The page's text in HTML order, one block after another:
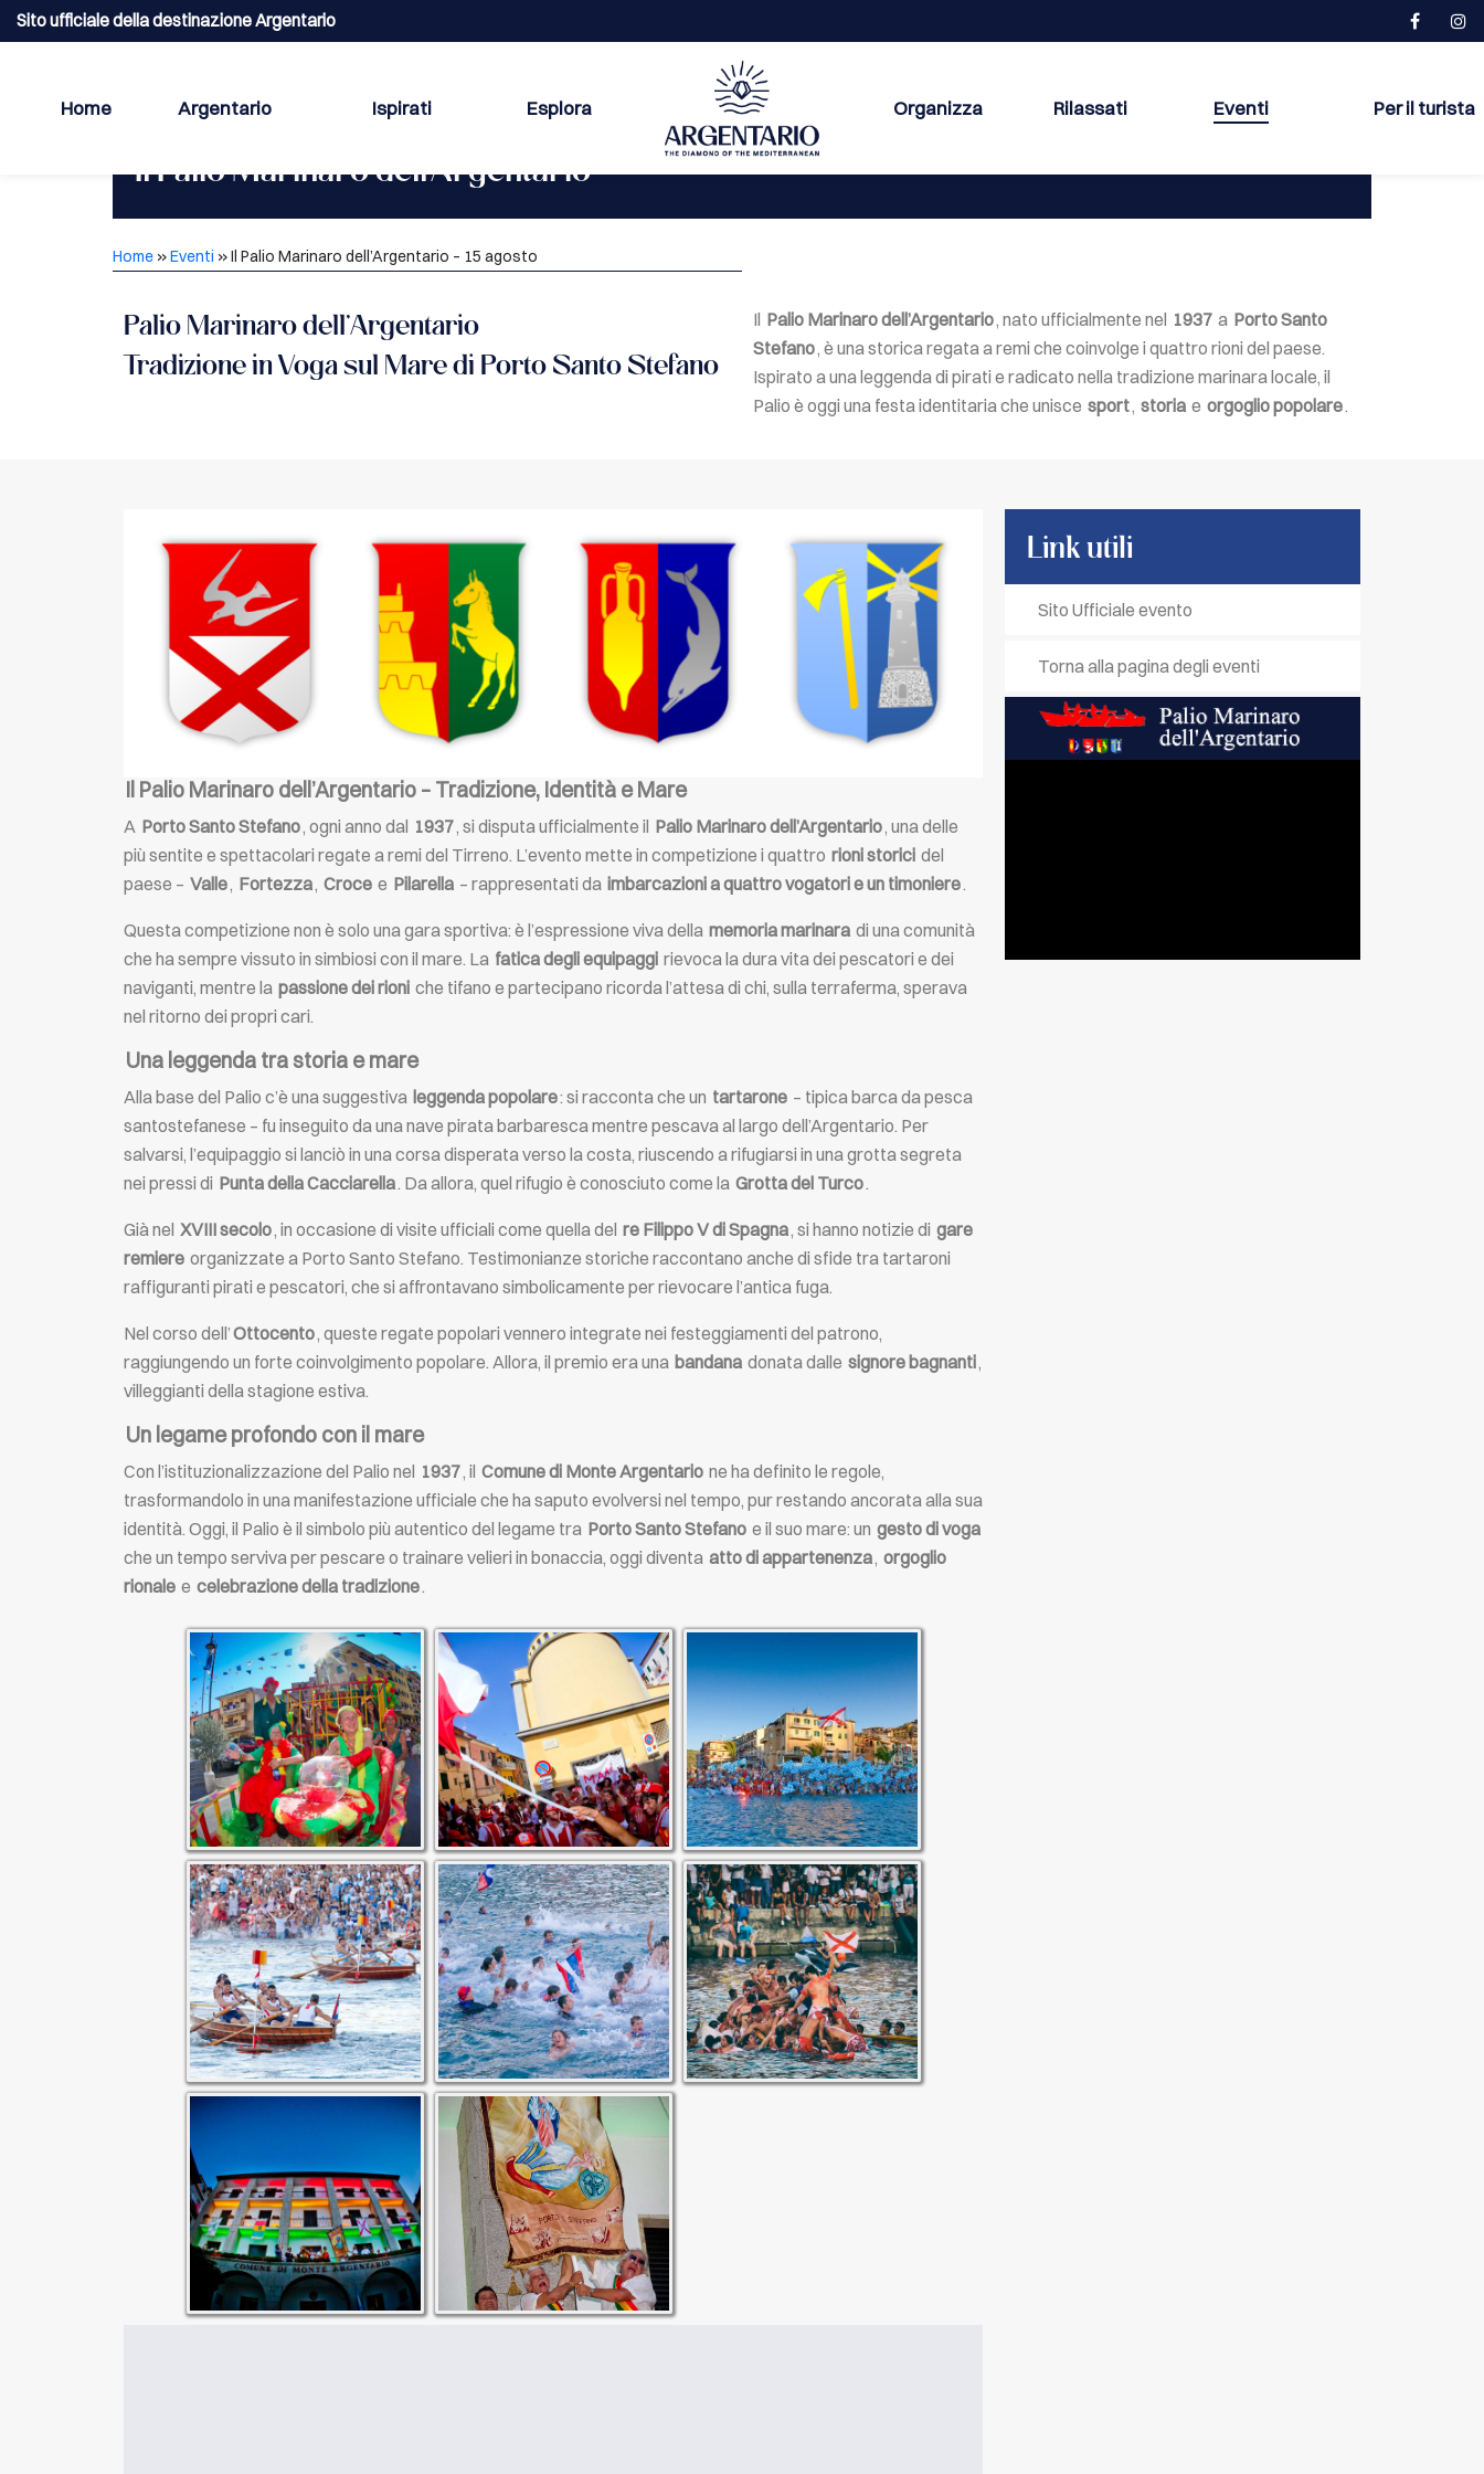
Sito ufficiale della destinazione Argentario
Home Argentario Ispirati Esplora Organizza Rilassati Eventi Per il turista
Il Palio Marinaro dell'Argentario
Home »Eventi »Il Palio Marinaro dell’Argentario – 15 agosto
Palio Marinaro dell’Argentario
Tradizione in Voga sul Mare di Porto Santo Stefano
Il Palio Marinaro dell’Argentario, nato ufficialmente nel 1937 a Porto Santo
Stefano, è una storica regata a remi che coinvolge i quattro rioni del paese.
Ispirato a una leggenda di pirati e radicato nella tradizione marinara locale, il
Palio è oggi una festa identitaria che unisce sport, storia e orgoglio popolare.
Il Palio Marinaro dell’Argentario – Tradizione, Identità e Mare
A Porto Santo Stefano, ogni anno dal 1937, si disputa ufficialmente il Palio Marinaro dell’Argentario, una delle
più sentite e spettacolari regate a remi del Tirreno. L’evento mette in competizione i quattro rioni storici del
paese – Valle, Fortezza, Croce e Pilarella – rappresentati da imbarcazioni a quattro vogatori e un timoniere.
Questa competizione non è solo una gara sportiva: è l’espressione viva della memoria marinara di una comunità
che ha sempre vissuto in simbiosi con il mare. La fatica degli equipaggi rievoca la dura vita dei pescatori e dei
naviganti, mentre la passione dei rioni che tifano e partecipano ricorda l’attesa di chi, sulla terraferma, sperava
nel ritorno dei propri cari.
Una leggenda tra storia e mare
Alla base del Palio c’è una suggestiva leggenda popolare: si racconta che un tartarone – tipica barca da pesca
santostefanese – fu inseguito da una nave pirata barbaresca mentre pescava al largo dell’Argentario. Per
salvarsi, l’equipaggio si lanciò in una corsa disperata verso la costa, riuscendo a rifugiarsi in una grotta segreta
nei pressi di Punta della Cacciarella. Da allora, quel rifugio è conosciuto come la Grotta del Turco.
Già nel XVIII secolo, in occasione di visite ufficiali come quella del re Filippo V di Spagna, si hanno notizie di gare
remiere organizzate a Porto Santo Stefano. Testimonianze storiche raccontano anche di sfide tra tartaroni
raffiguranti pirati e pescatori, che si affrontavano simbolicamente per rievocare l’antica fuga.
Nel corso dell’Ottocento, queste regate popolari vennero integrate nei festeggiamenti del patrono,
raggiungendo un forte coinvolgimento popolare. Allora, il premio era una bandana donata dalle signore bagnanti,
villeggianti della stagione estiva.
Un legame profondo con il mare
Con l’istituzionalizzazione del Palio nel 1937, il Comune di Monte Argentario ne ha definito le regole,
trasformandolo in una manifestazione ufficiale che ha saputo evolversi nel tempo, pur restando ancorata alla sua
identità. Oggi, il Palio è il simbolo più autentico del legame tra Porto Santo Stefano e il suo mare: un gesto di voga
che un tempo serviva per pescare o trainare velieri in bonaccia, oggi diventa atto di appartenenza, orgoglio
rionale e celebrazione della tradizione.
Link utili
Sito Ufficiale evento
Torna alla pagina degli eventi